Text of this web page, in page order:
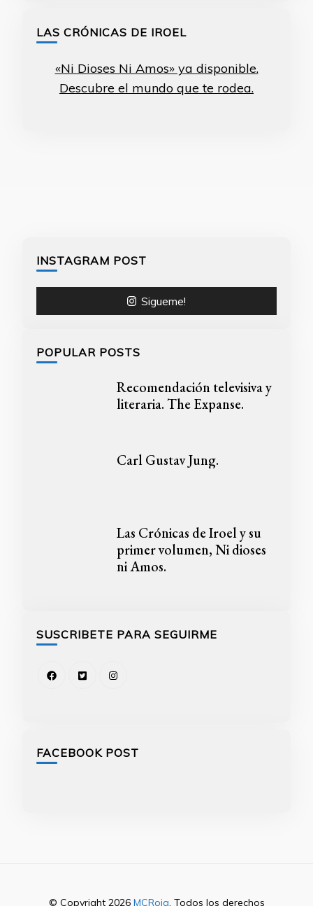
LAS CRÓNICAS DE IROEL
«Ni Dioses Ni Amos» ya disponible.
Descubre el mundo que te rodea.
INSTAGRAM POST
Sigueme!
POPULAR POSTS
Recomendación televisiva y
literaria. The Expanse.
Carl Gustav Jung.
Las Crónicas de Iroel y su
primer volumen, Ni dioses
ni Amos.
SUSCRIBETE PARA SEGUIRME
FACEBOOK POST
© Copyright 2026 MCRoig. Todos los derechos